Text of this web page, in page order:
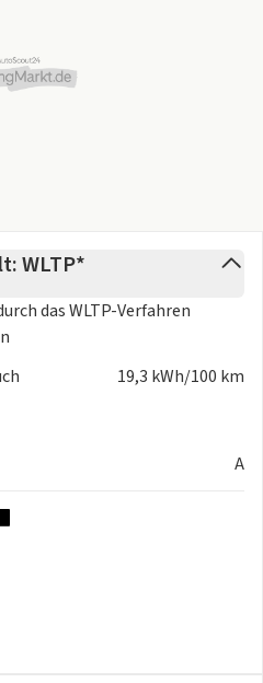
NFZ Zertifizierte
möglich!
WLTP*
dasWLTP-Verfahren
19,3 kWh/100 km
A